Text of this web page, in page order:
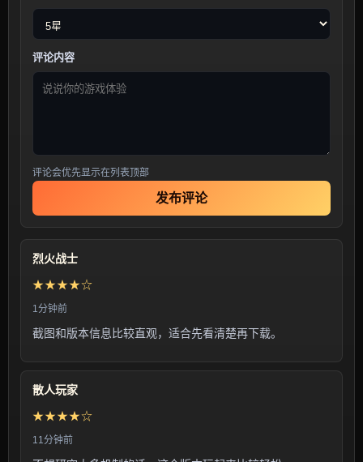
评论内容
评论会优先显示在列表顶部
发布评论
烈火战士
★★★★☆
1分钟前
截图和版本信息比较直观，适合先看清楚再下载。
散人玩家
★★★★☆
11分钟前